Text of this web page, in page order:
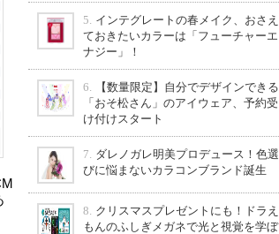
5. インテグレートの春メイク、おさえ
ておきたいカラーは「フューチャーエ
ナジー」！
6.
【数量限定】自分でデザインできる
「おそ松さん」のアイウェア、予約受
け付けスタート
7. ダレノガレ明美プロデュース！色選
びに悩まないカラコンブランド誕生
8. クリスマスプレゼントにも！ドラえ
もんのふしぎメガネで光と視覚を学ぼ